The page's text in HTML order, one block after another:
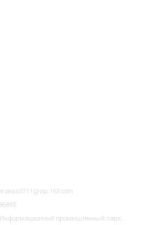
Информационный промышленный парк,